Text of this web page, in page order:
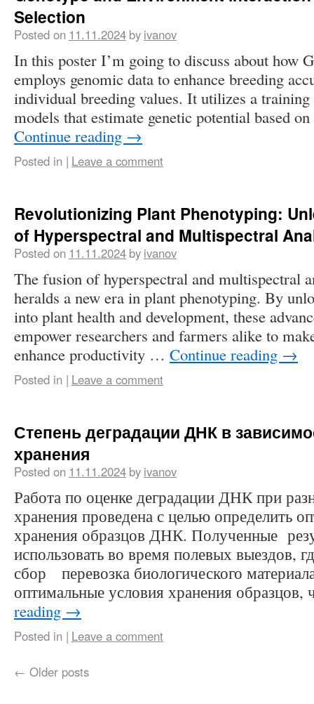
Selection
Posted on 11.11.2024 by ivanov
In this poster I’m going to discuss about how
employs genomic data to enhance breeding
individual breeding values. It utilizes a training
models that estimate genetic potential based
Continue reading →
Posted in | Leave a comment
Revolutionizing Plant Phenotyping:
of Hyperspectral and Multispectral
Posted on 11.11.2024 by ivanov
The fusion of hyperspectral and multispectral
heralds a new era in plant phenotyping. By
into plant health and development, these
empower researchers and farmers alike to
enhance productivity … Continue reading →
Posted in | Leave a comment
Степень деградации ДНК в
хранения
Posted on 11.11.2024 by ivanov
Работа по оценке деградации ДНК при
хранения проведена с целью определить
хранения образцов ДНК. Полученные
использовать во время полевых выездов,
сбор перевозка биологического
оптимальные условия хранения
reading →
Posted in | Leave a comment
← Older posts